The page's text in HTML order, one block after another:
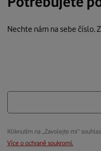
Nechte nám na sebe číslo.
Kliknutím na „Zavolejte mi“
Více o ochraně soukromí.